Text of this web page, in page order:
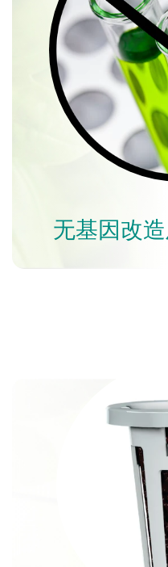
无基因改